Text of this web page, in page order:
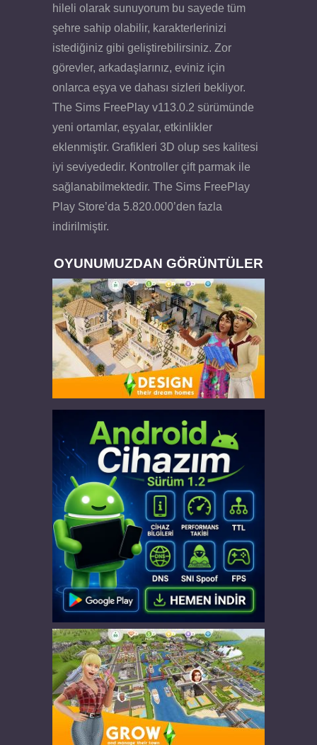
hileli olarak sunuyorum bu sayede tüm
şehre sahip olabilir, karakterlerinizi
istediğiniz gibi geliştirebilirsiniz. Zor
görevler, arkadaşlarınız, eviniz için
onlarca eşya ve dahası sizleri bekliyor.
The Sims FreePlay v113.0.2 sürümünde
yeni ortamlar, eşyalar, etkinlikler
eklenmiştir. Grafikleri 3D olup ses kalitesi
iyi seviyededir. Kontroller çift parmak ile
sağlanabilmektedir. The Sims FreePlay
Play Store’da 5.820.000’den fazla
indirilmiştir.
OYUNUMUZDAN GÖRÜNTÜLER